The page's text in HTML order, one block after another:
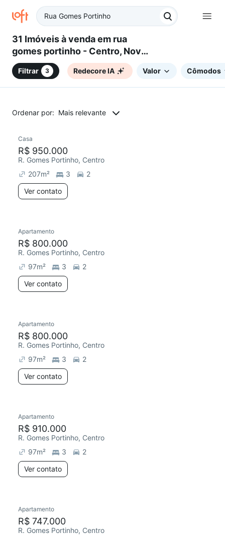
31 Imóveis à venda em rua
gomes portinho - Centro, Novo
Hamburgo, RS
Filtrar 3 Redecore IA Valor Cômodos
Ordenar por: Mais relevante
Chegou este mês
Casa
R$ 950.000
R. Gomes Portinho, Centro
207m² 3
2
Ver contato
Redecorar
Apartamento
R$ 800.000
R. Gomes Portinho, Centro
97m² 3
2
Ver contato
Redecorar
Apartamento
R$ 800.000
R. Gomes Portinho, Centro
97m² 3
2
Ver contato
Redecorar
Apartamento
R$ 910.000
R. Gomes Portinho, Centro
97m² 3
2
Ver contato
Chegou este mês
Apartamento
R$ 747.000
R. Gomes Portinho, Centro